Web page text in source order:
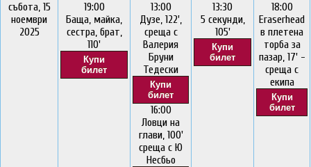
събота, 15
ноември
2025
19:00
Баща, майка,
сестра, брат,
110'
Купи
билет
13:00
Дузе, 122',
среща с
Валерия
Бруни
Тедески
Купи
билет
16:00
Ловци на
глави, 100'
среща с Ю
Несбьо
13:30
5 секунди,
105'
Купи
билет
18:00
Eraserhead
в плетена
торба за
пазар, 17' -
среща с
екипа
Купи
билет